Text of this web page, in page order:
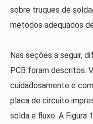
sobre truques de
métodos adequados
Nas seções a seguir,
PCB foram descritos.
cuidadosamente e
placa de circuito
solda e fluxo. A Figura